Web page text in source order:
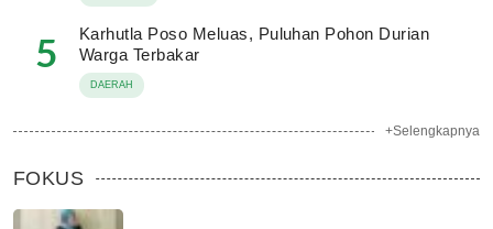
5
Karhutla Poso Meluas, Puluhan Pohon Durian
Warga Terbakar
DAERAH
+Selengkapnya
FOKUS